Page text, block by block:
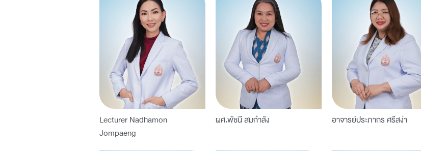
Lecturer Nadhamon
Jompaeng
ผศ.พัชนี สมกำลัง อาจารย์ประภากร ศรีสง่า